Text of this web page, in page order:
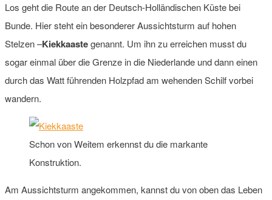
Los geht die Route an der Deutsch-Holländischen Küste bei
Bunde. Hier steht ein besonderer Aussichtsturm auf hohen
Stelzen –Kiekkaastegenannt. Um ihn zu erreichen musst du
sogar einmal über die Grenze in die Niederlande und dann einen
durch das Watt führenden Holzpfad am wehenden Schilf vorbei
wandern.
Schon von Weitem erkennst du die markante
Konstruktion.
Am Aussichtsturm angekommen, kannst du von oben das Leben